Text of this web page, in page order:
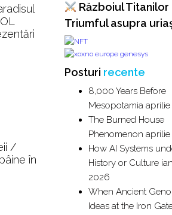
/
în
Războiul Titanilor
Triumful asupra
Posturi recente
8,000 Years Before
Mesopotamia aprilie
The Burned House
Phenomenon aprilie
How AI Systems
History or Culture
2026
When Ancient
Ideas at the Iron